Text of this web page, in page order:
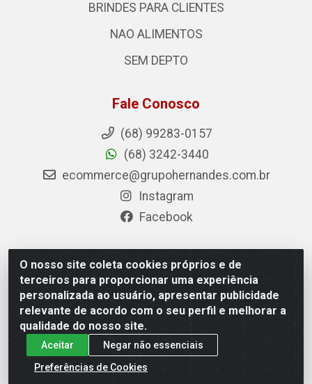
O nosso site coleta cookies próprios e de
terceiros para proporcionar uma experiência
personalizada ao usuário, apresentar publicidade
relevante de acordo com o seu perfil e melhorar a
qualidade do nosso site.
Aceitar
Negar não essenciais
Preferências de Cookies
BRINDES PARA CLIENTES
NAO ALIMENTOS
SEM DEPTO
Fale Conosco
(68) 99283-0157
(68) 3242-3440
ecommerce@grupohernandes.com.br
Instagram
Facebook
Hernandes - Atacado e Distribuições - Rodovia
Transacreana, 2155 - Floresta Sul, Rio Branco/AC - CEP
69.912-290 - CNPJ 12.996.556/0001-69